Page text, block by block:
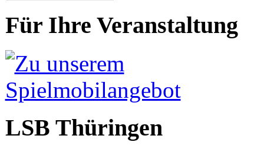
Für Ihre Veranstaltung
LSB Thüringen